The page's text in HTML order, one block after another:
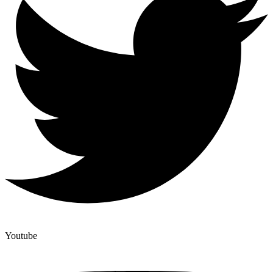
Youtube